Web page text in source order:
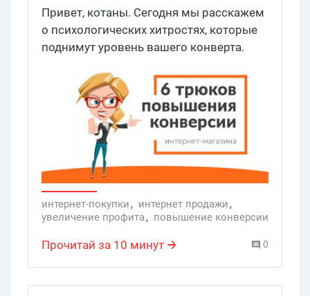
повышения конверсии продаж
Привет, котаны. Сегодня мы расскажем
о психологических хитростях, которые
поднимут уровень вашего конверта.
которые подсознательно вынуждают
нас совершать покупки, и делать это,
как нам кажется, вполне осознанно.
Хочешь узнать какие? Читай дальше.
интернет-покупки, интернет продажи,
увеличение профита, повышение конверсии
Интернет-покупатели,Интернет-магазины,
Прочитай за 10 минут 0